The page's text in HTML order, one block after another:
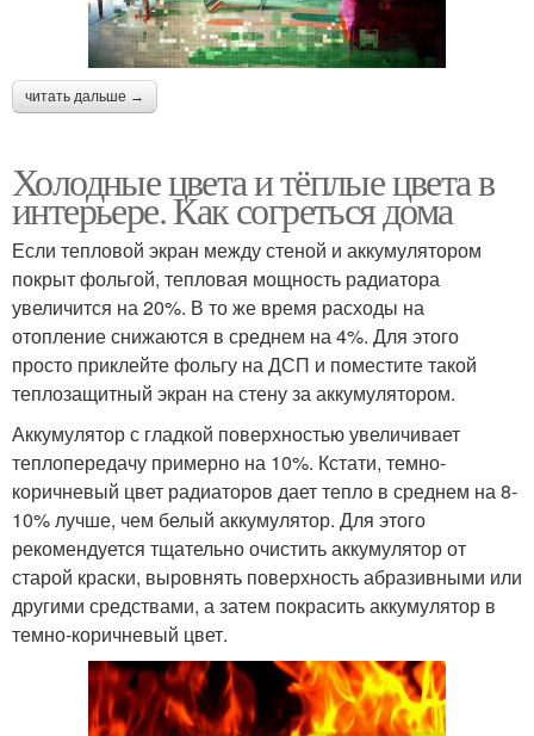
читать дальше →
Холодные цвета и тёплые цвета в
интерьере. Как согреться дома
Если тепловой экран между стеной и аккумулятором
покрыт фольгой, тепловая мощность радиатора
увеличится на 20%. В то же время расходы на
отопление снижаются в среднем на 4%. Для этого
просто приклейте фольгу на ДСП и поместите такой
теплозащитный экран на стену за аккумулятором.
Аккумулятор с гладкой поверхностью увеличивает
теплопередачу примерно на 10%. Кстати, темно-
коричневый цвет радиаторов дает тепло в среднем на 8-
10% лучше, чем белый аккумулятор. Для этого
рекомендуется тщательно очистить аккумулятор от
старой краски, выровнять поверхность абразивными или
другими средствами, а затем покрасить аккумулятор в
темно-коричневый цвет.